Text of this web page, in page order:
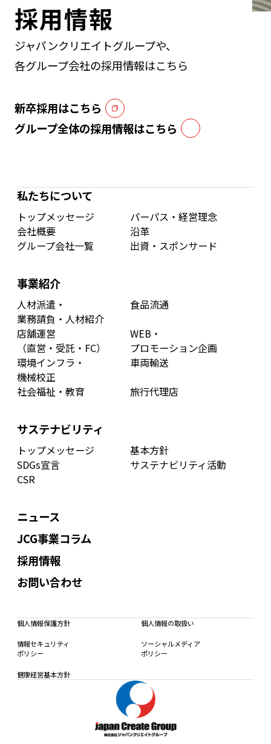
採用情報
ジャパンクリエイトグループや、
各グループ会社の採用情報はこちら
新卒採用はこちら
グループ全体の採用情報はこちら
私たちについて
トップメッセージ
パーパス・経営理念
会社概要
沿革
グループ会社一覧
出資・スポンサード
事業紹介
人材派遣・
業務請負・人材紹介
食品流通
店舗運営
（直営・受託・FC）
WEB・
プロモーション企画
環境インフラ・
機械校正
車両輸送
社会福祉・教育
旅行代理店
サステナビリティ
トップメッセージ
基本方針
SDGs宣言
サステナビリティ活動
CSR
ニュース
JCG事業コラム
採用情報
お問い合わせ
個人情報保護方針 個人情報の取扱い
情報セキュリティ
ポリシー
ソーシャルメディア
ポリシー
健康経営基本方針